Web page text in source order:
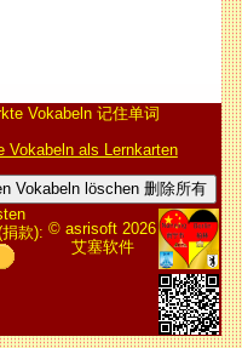
Vokabeln 记住单词
Vokabeln als Lernkarten
Vokabeln löschen 删除所有
款): © asrisoft 2026
艾塞软件